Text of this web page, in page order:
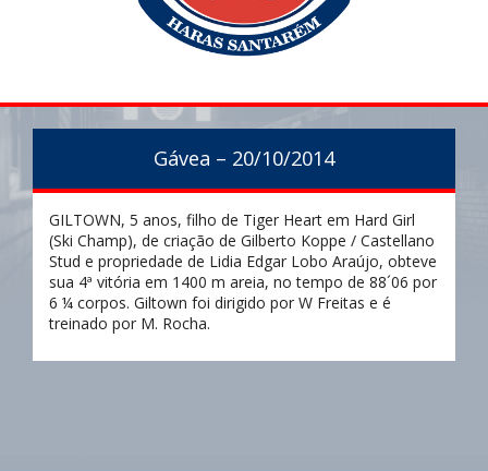
Gávea – 20/10/2014
GILTOWN, 5 anos, filho de Tiger Heart em Hard Girl
(Ski Champ), de criação de Gilberto Koppe / Castellano
Stud e propriedade de Lidia Edgar Lobo Araújo, obteve
sua 4ª vitória em 1400 m areia, no tempo de 88´06 por
6 ¼ corpos. Giltown foi dirigido por W Freitas e é
treinado por M. Rocha.